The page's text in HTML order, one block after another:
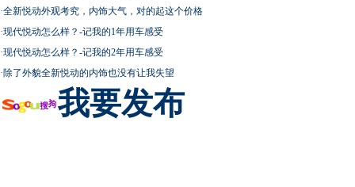
·全新悦动外观考究，内饰大气，对的起这个价格
·现代悦动怎么样？-记我的1年用车感受
·现代悦动怎么样？-记我的2年用车感受
·除了外貌全新悦动的内饰也没有让我失望
我要发布